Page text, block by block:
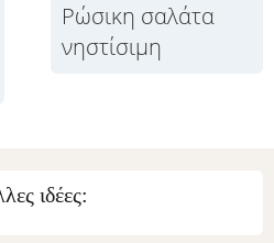
Ρώσικη σαλάτα
νηστίσιμη
ιδέες: